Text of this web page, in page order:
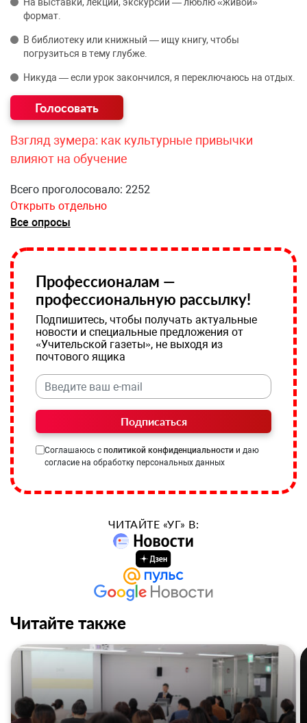
формат.
В библиотеку или книжный — ищу книгу, чтобы
погрузиться в тему глубже.
Никуда — если урок закончился, я переключаюсь на отдых.
Взгляд зумера: как культурные привычки
влияют на обучение
Всего проголосовало: 2252
Открыть отдельно
Все опросы
Профессионалам —
профессиональную рассылку!
Подпишитесь, чтобы получать актуальные
новости и специальные предложения от
«Учительской газеты», не выходя из
почтового ящика
Подписаться
Соглашаюсь с политикой конфиденциальности и даю
согласие на обработку персональных данных
ЧИТАЙТЕ «УГ» В:
Читайте также